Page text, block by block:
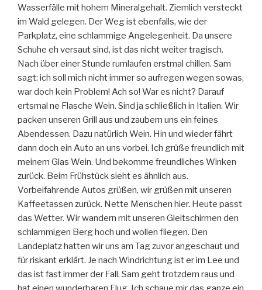
Wasserfälle mit hohem Mineralgehalt. Ziemlich versteckt
im Wald gelegen. Der Weg ist ebenfalls, wie der
Parkplatz, eine schlammige Angelegenheit. Da unsere
Schuhe eh versaut sind, ist das nicht weiter tragisch.
Nach über einer Stunde rumlaufen erstmal chillen. Sam
sagt: ich soll mich nicht immer so aufregen wegen sowas,
war doch kein Problem! Ach so! War es nicht? Darauf
ertsmal ne Flasche Wein. Sind ja schließlich in Italien. Wir
packen unseren Grill aus und zaubern uns ein feines
Abendessen. Dazu natürlich Wein. Hin und wieder fährt
dann doch ein Auto an uns vorbei. Ich grüße freundlich mit
meinem Glas Wein. Und bekomme freundliches Winken
zurück. Beim Frühstück sieht es ähnlich aus.
Vorbeifahrende Autos grüßen, wir grüßen mit unseren
Kaffeetassen zurück. Nette Menschen hier. Heute passt
das Wetter. Wir wandern mit unseren Gleitschirmen den
schlammigen Berg hoch und wollen fliegen. Den
Landeplatz hatten wir uns am Tag zuvor angeschaut und
für riskant erklärt. Je nach Windrichtung ist er im Lee und
das ist fast immer der Fall. Sam geht trotzdem raus und